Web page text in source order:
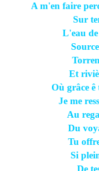
A m'en faire
Sur
L'eau
Et
Où grâce
Je me
Au
Du
Tu
Si
De